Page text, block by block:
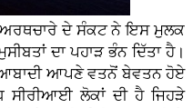
ਅਰਥਚਾਰੇ ਦੇ ਸੰਕਟ ਨੇ ਇਸ ਮੁਲਕ
ਦਾ ਪਹਾੜ ਭੰਨ ਦਿੱਤਾ ਹੈ।
ਆਪਣੇ ਵਤਨੋਂ ਬੇਵਤਨ ਹੋਏ
ਲੋਕਾਂ ਦੀ ਹੈ ਜਿਹੜੇ